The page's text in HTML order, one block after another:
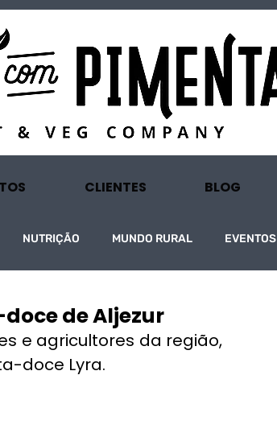
CLIENTES BLOG
NUTRIÇÃO MUNDO RURAL EVENTOS
de Aljezur
e agricultores da região,
doce Lyra.